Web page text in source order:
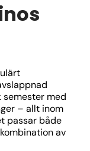
semester med
– allt inom
passar både
av